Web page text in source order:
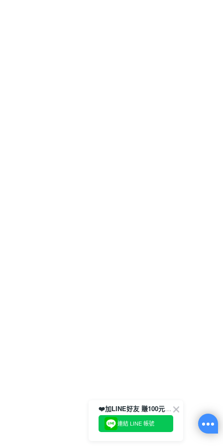
❤️加LINE好友 賺100元券！
連結 LINE 帳號